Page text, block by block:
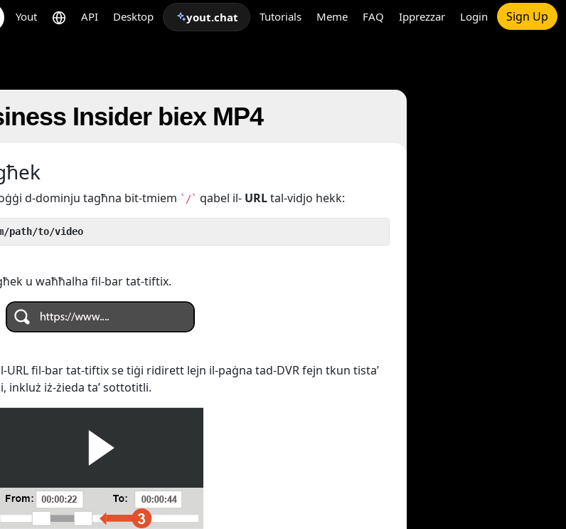
Yout API Desktop yout.chat Tutorials Meme FAQ Ipprezzar Login Sign Up
Insider biex MP4
d-dominju tagħna bit-tmiem `/` qabel il- URLtal-vidjo hekk:
path/to/video
u waħħalha fil-bar tat-tiftix.
fil-bar tat-tiftix se tiġi ridirett lejn il-paġna tad-DVR fejn tkun tista’
iż-żieda ta’ sottotitli.